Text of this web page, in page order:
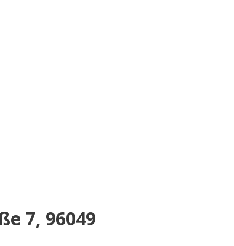
7, 96049